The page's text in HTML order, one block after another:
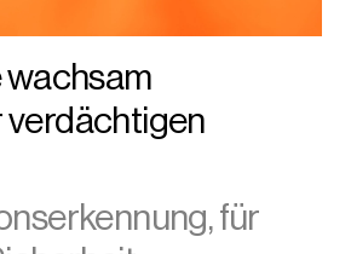
wachsam
verdächtigen
für